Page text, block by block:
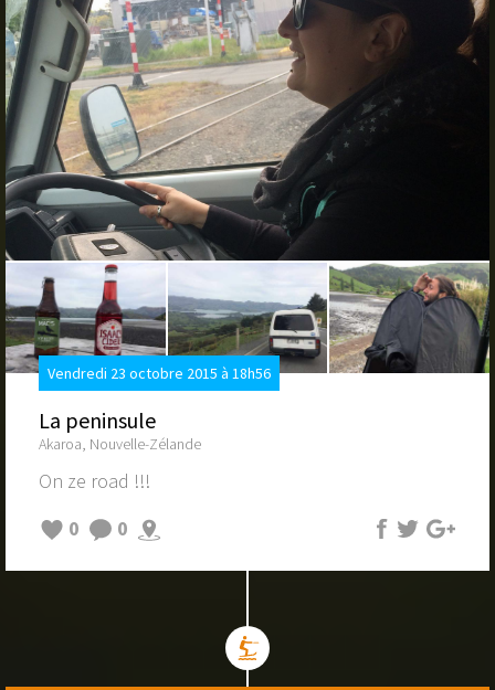
Vendredi 23 octobre 2015 à 18h56
La peninsule
Akaroa, Nouvelle-Zélande
On ze road !!!
0
0